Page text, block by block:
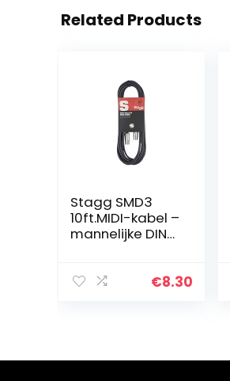
Related Products
Stagg SMD3
10ft.MIDI-kabel –
mannelijke DIN-
metaal, 3m
€8.30